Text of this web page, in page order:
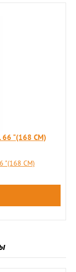
66 "(168 СМ)
"(168 СМ)